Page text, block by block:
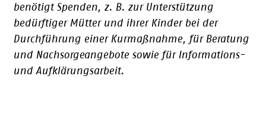
benötigt Spenden, z. B. zur Unterstützung
bedürftiger Mütter und ihrer Kinder bei der
Durchführung einer Kurmaßnahme, für Beratung
und Nachsorgeangebote sowie für Informations-
und Aufklärungsarbeit.